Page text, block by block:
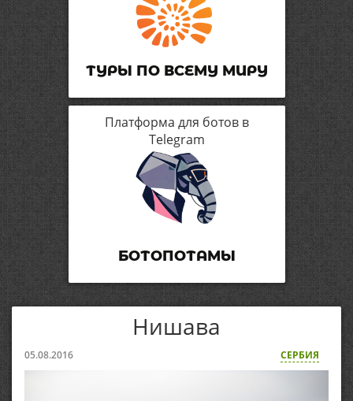
ТУРЫ ПО ВСЕМУ МИРУ
Платформа для ботов в
Telegram
БОТОПОТАМЫ
Нишава
05.08.2016 СЕРБИЯ